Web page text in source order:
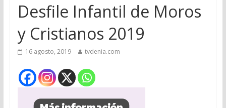
Desfile Infantil de Moros
y Cristianos 2019
16 agosto, 2019 tvdenia.com